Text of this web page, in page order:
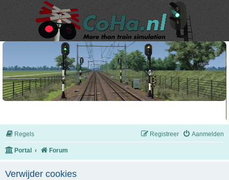
Regels Aanmelden
Registreer
Portal Forum
Verwijder cookies